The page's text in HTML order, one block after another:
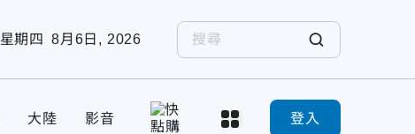
星期四 8月6日, 2026
大陸 影音 登入